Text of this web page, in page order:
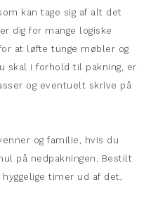
kan tage sig af alt det
dig for mange logiske
at løfte tunge møbler og
skal i forhold til pakning, er
og eventuelt skrive på
og familie, hvis du
på nedpakningen. Bestilt
timer ud af det,